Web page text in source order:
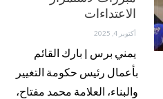
الاعتداءات
أكتوبر 4, 2025
يمني برس | بارك القائم
بأعمال رئيس حكومة التغيير
والبناء، العلامة محمد مفتاح،